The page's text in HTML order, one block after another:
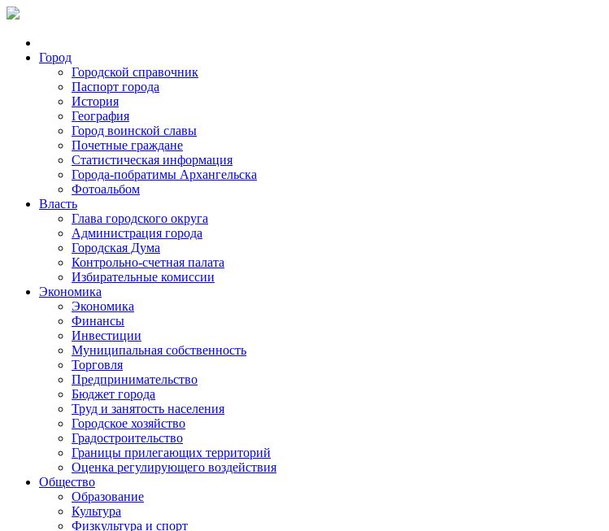
Город
Городской справочник
Паспорт города
История
География
Город воинской славы
Почетные граждане
Статистическая информация
Города-побратимы Архангельска
Фотоальбом
Власть
Глава городского округа
Администрация города
Городская Дума
Контрольно-счетная палата
Избирательные комиссии
Экономика
Экономика
Финансы
Инвестиции
Муниципальная собственность
Торговля
Предпринимательство
Бюджет города
Труд и занятость населения
Городское хозяйство
Градостроительство
Границы прилегающих территорий
Оценка регулирующего воздействия
Общество
Образование
Культура
Физкультура и спорт